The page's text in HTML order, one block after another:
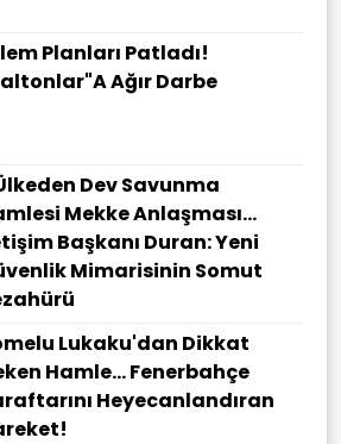
Planları Patladı!
Ağır Darbe
Dev Savunma
Mekke Anlaşması…
Başkanı Duran: Yeni
Mimarisinin Somut
Lukaku'dan Dikkat
Hamle... Fenerbahçe
Heyecanlandıran